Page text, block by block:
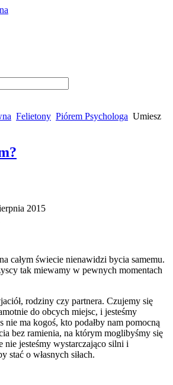
Felietony Piórem Psychologa Umiesz
2015
całym świecie nienawidzi bycia samemu.
tak miewamy w pewnych momentach
rodziny czy partnera. Czujemy się
do obcych miejsc, i jesteśmy
nie ma kogoś, kto podałby nam pomocną
bez ramienia, na którym moglibyśmy się
nie jesteśmy wystarczająco silni i
stać o własnych siłach.